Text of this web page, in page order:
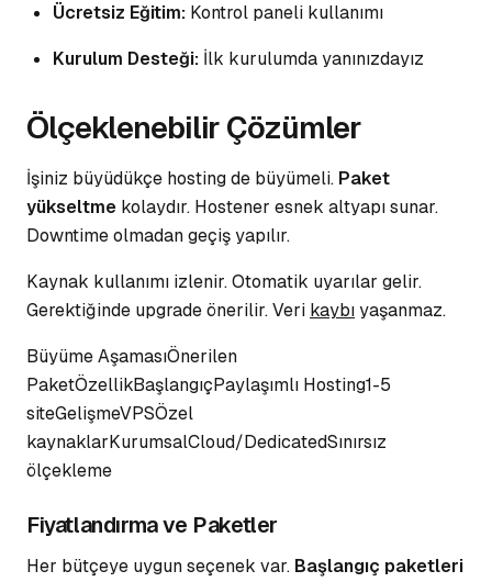
Ücretsiz Eğitim: Kontrol paneli kullanımı
Kurulum Desteği: İlk kurulumda yanınızdayız
Ölçeklenebilir Çözümler
İşiniz büyüdükçe hosting de büyümeli. Paket
yükseltme kolaydır. Hostener esnek altyapı sunar.
Downtime olmadan geçiş yapılır.
Kaynak kullanımı izlenir.Otomatik uyarılar gelir.
Gerektiğinde upgrade önerilir. Veri kaybıyaşanmaz.
Büyüme AşamasıÖnerilen
PaketÖzellikBaşlangıçPaylaşımlı Hosting1-5
siteGelişmeVPSÖzel
kaynaklarKurumsalCloud/DedicatedSınırsız
ölçekleme
Fiyatlandırma ve Paketler
Her bütçeye uygun seçenek var. Başlangıç paketleri